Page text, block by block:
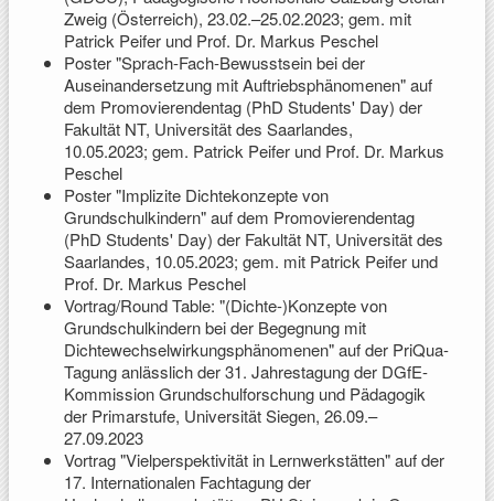
Zweig (Österreich), 23.02.–25.02.2023; gem. mit
Patrick Peifer und Prof. Dr. Markus Peschel
Poster "Sprach-Fach-Bewusstsein bei der
Auseinandersetzung mit Auftriebsphänomenen" auf
dem Promovierendentag (PhD Students' Day) der
Fakultät NT, Universität des Saarlandes,
10.05.2023; gem. Patrick Peifer und Prof. Dr. Markus
Peschel
Poster "Implizite Dichtekonzepte von
Grundschulkindern" auf dem Promovierendentag
(PhD Students' Day) der Fakultät NT, Universität des
Saarlandes, 10.05.2023; gem. mit Patrick Peifer und
Prof. Dr. Markus Peschel
Vortrag/Round Table: "(Dichte-)Konzepte von
Grundschulkindern bei der Begegnung mit
Dichtewechselwirkungsphänomenen" auf der PriQua-
Tagung anlässlich der 31. Jahrestagung der DGfE-
Kommission Grundschulforschung und Pädagogik
der Primarstufe, Universität Siegen, 26.09.–
27.09.2023
Vortrag "Vielperspektivität in Lernwerkstätten" auf der
17. Internationalen Fachtagung der